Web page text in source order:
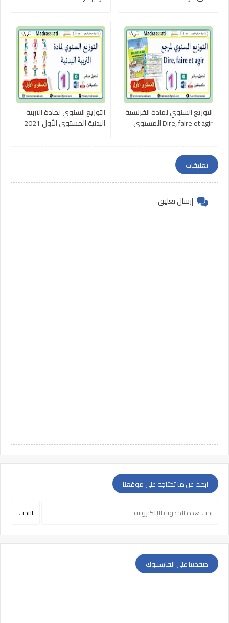
التوزيع السنوي لمادة الفرنسية
Dire, faire et agir المستوى
التوزيع السنوي لمادة التربية
البدنية المستوى الأول 2021-
تعليقات
إرسال تعليق
ابحث عن ما تحتاجه على موقعنا
صفحتنا على الفايسبوك